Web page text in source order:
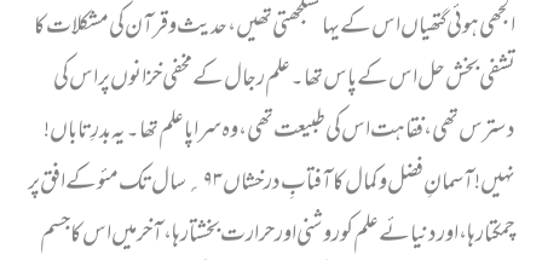
الجھی ہوئی گتھیاں اس کے یہاںسلجھتی تھیں، حدیث وقرآن کی مشکلات کا
تشفی بخش حل اس کے پاس تھا۔ علم رجال کے مخفی خزانوں پر اس کی
دسترس تھی ، فقاہت اس کی طبیعت تھی ، وہ سراپا علم تھا۔ یہ بدرِ تاباں !
نہیں ! آسمانِ فضل وکمال کا آفتابِ درخشاں ۹۳؍سال تک مئو کے افق پر
چمکتا رہا ،اور دنیائے علم کو روشنی اور حرارت بخشتا رہا ، آخر میں اس کا جسم